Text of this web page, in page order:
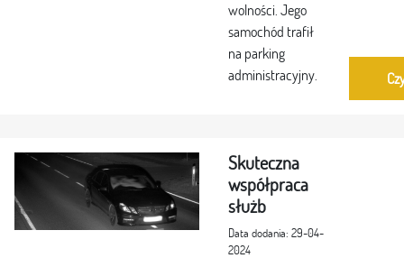
wolności. Jego
samochód trafił
na parking
administracyjny.
Skuteczna
współpraca
służb
Data dodania: 29-04-
2024